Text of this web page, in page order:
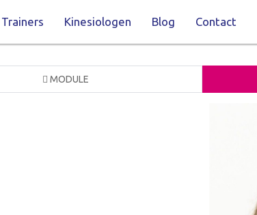
Trainers Kinesiologen Blog Contact
MODULE